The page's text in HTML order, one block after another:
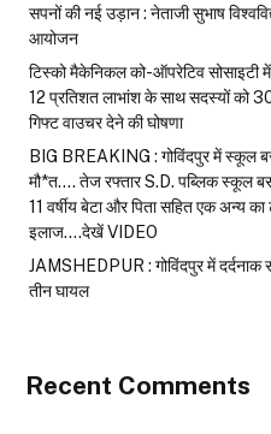
सपनों की नई उड़ान : नेताजी सुभाष
आयोजन
टिस्को मैकेनिकल को-ऑपरेटिव
12 प्रतिशत लाभांश के साथ सदस्यों को
गिफ्ट वाउचर देने की घोषणा
BIG BREAKING : गोविंदपुर में स्कूल
मौ*त…. तेज रफ्तार S.D. पब्लिक स्कूल
11 वर्षीय बेटा और पिता सहित एक अन्य
इलाज….देखें VIDEO
JAMSHEDPUR : गोविंदपुर में दर्दनाक
तीन घायल
Recent Comments